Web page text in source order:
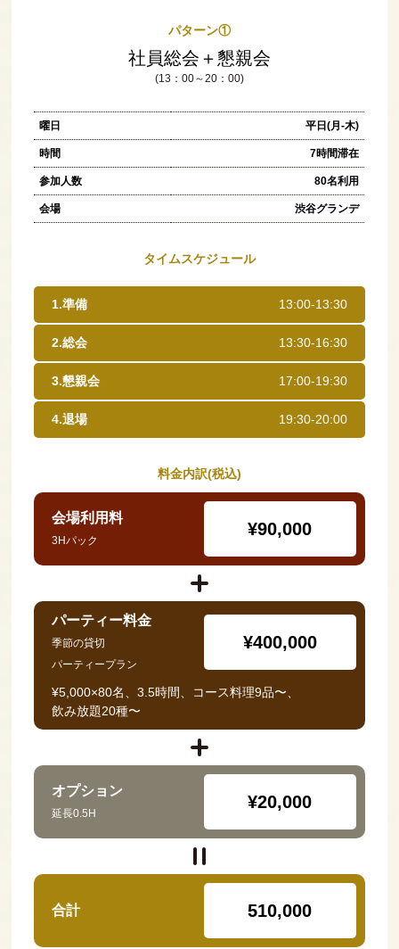
パターン①
社員総会＋懇親会
(13：00～20：00)
曜日 平日(月-木)
時間 7時間滞在
参加人数 80名利用
会場 渋谷グランデ
タイムスケジュール
1.準備 13:00-13:30
2.総会 13:30-16:30
3.懇親会 17:00-19:30
4.退場 19:30-20:00
料金内訳(税込)
会場利用料
3Hパック
¥90,000
パーティー料金
季節の貸切
パーティープラン
¥400,000
¥5,000×80名、3.5時間、コース料理9品〜、
飲み放題20種〜
オプション
延長0.5H
¥20,000
合計 510,000